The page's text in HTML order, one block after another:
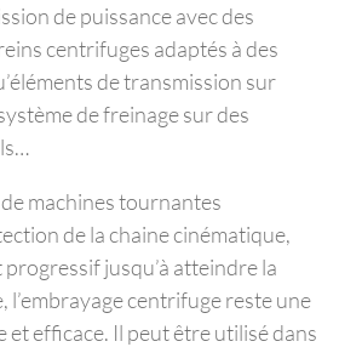
de puissance avec des
centrifuges adaptés à des
de transmission sur
de freinage sur des
machines tournantes
de la chaine cinématique,
jusqu’à atteindre la
centrifuge reste une
efficace. Il peut être utilisé dans